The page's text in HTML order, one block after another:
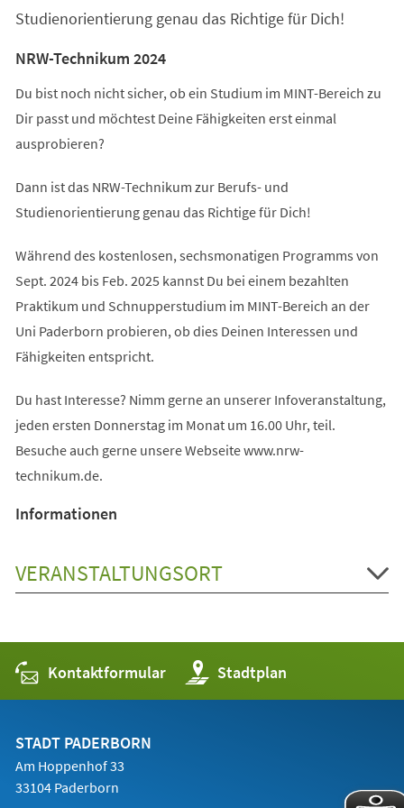
Studienorientierung genau das Richtige für Dich!
NRW-Technikum 2024
Du bist noch nicht sicher, ob ein Studium im MINT-Bereich zu
Dir passt und möchtest Deine Fähigkeiten erst einmal
ausprobieren?
Dann ist das NRW-Technikum zur Berufs- und
Studienorientierung genau das Richtige für Dich!
Während des kostenlosen, sechsmonatigen Programms von
Sept. 2024 bis Feb. 2025 kannst Du bei einem bezahlten
Praktikum und Schnupperstudium im MINT-Bereich an der
Uni Paderborn probieren, ob dies Deinen Interessen und
Fähigkeiten entspricht.
Du hast Interesse? Nimm gerne an unserer Infoveranstaltung,
jeden ersten Donnerstag im Monat um 16.00 Uhr, teil.
Besuche auch gerne unsere Webseite www.nrw-
technikum.de.
Informationen
VERANSTALTUNGSORT
Kontaktformular Stadtplan
(Öffnet
in
einem
STADT PADERBORN
Am Hoppenhof 33
33104 Paderborn